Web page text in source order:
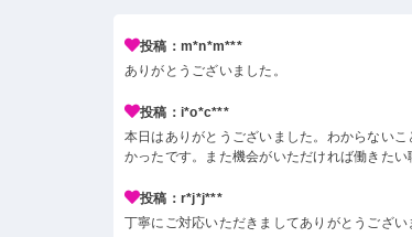
投稿：m*n*m***
ありがとうございました。
投稿：i*o*c***
本日はありがとうございました。わからない
かったです。また機会がいただければ働きたい
投稿：r*j*j***
丁寧にご対応いただきましてありがとうござ